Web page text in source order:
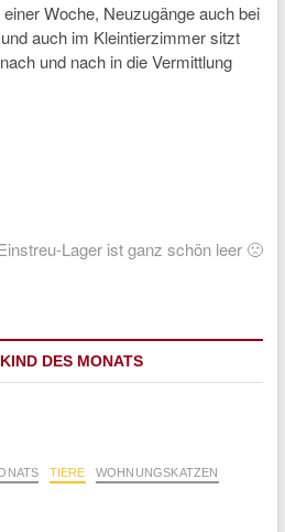
Woche, Neuzugänge auch bei
auch im Kleintierzimmer sitzt
und nach in die Vermittlung
Lager ist ganz schön leer 🙁
DES MONATS
TIERE WOHNUNGSKATZEN